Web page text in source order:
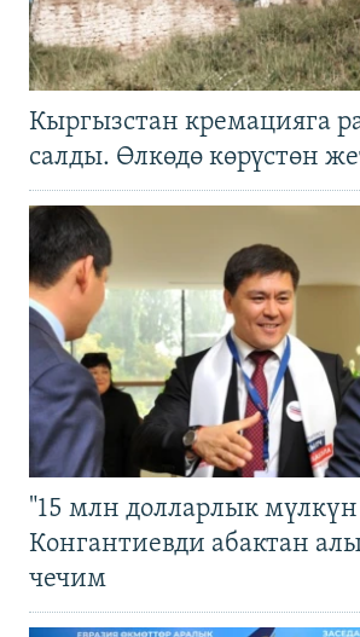
Кыргызстан кремацияга
салды. Өлкөдө көрүстөн
"15 млн долларлык
Конгантиевди абактан
чечим